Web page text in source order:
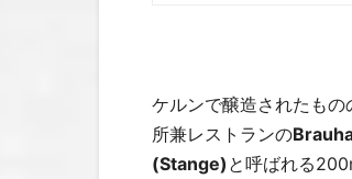
ケルンで醸造されたもの
所兼レストランの
(Stange) と呼ばれる